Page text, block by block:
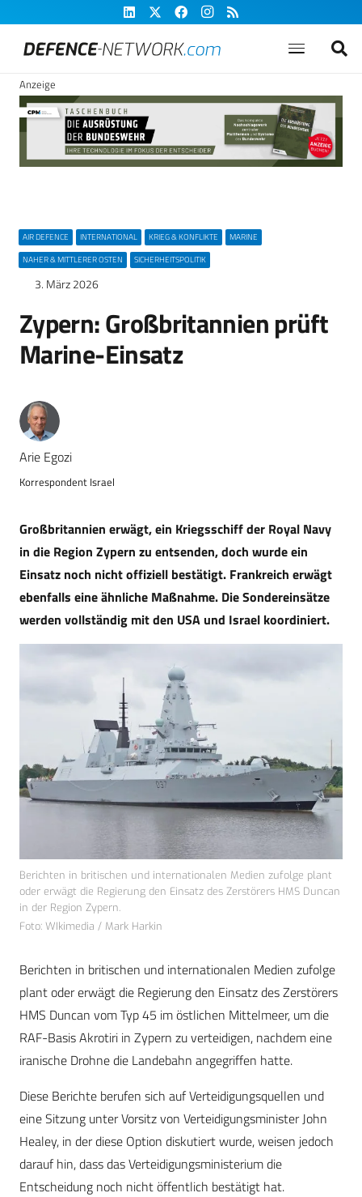
Anzeige
AIR DEFENCE INTERNATIONAL KRIEG & KONFLIKTE
MARINE
NAHER & MITTLERER OSTEN
SICHERHEITSPOLITIK
3. März 2026
Zypern: Großbritannien prüft
Marine-Einsatz
Arie Egozi
Korrespondent Israel
Großbritannien erwägt, ein Kriegsschiff der Royal Navy
in die Region Zypern zu entsenden, doch wurde ein
Einsatz noch nicht offiziell bestätigt. Frankreich erwägt
ebenfalls eine ähnliche Maßnahme. Die Sondereinsätze
werden vollständig mit den USA und Israel koordiniert.
Berichten in britischen und internationalen Medien zufolge plant
oder erwägt die Regierung den Einsatz des Zerstörers HMS Duncan
in der Region Zypern.
Foto: WIkimedia / Mark Harkin
Berichten in britischen und internationalen Medien zufolge
plant oder erwägt die Regierung den Einsatz des Zerstörers
HMS Duncan vom Typ 45 im östlichen Mittelmeer, um die
RAF-Basis Akrotiri in Zypern zu verteidigen, nachdem eine
iranische Drohne die Landebahn angegriffen hatte.
Diese Berichte berufen sich auf Verteidigungsquellen und
eine Sitzung unter Vorsitz von Verteidigungsminister John
Healey, in der diese Option diskutiert wurde, weisen jedoch
darauf hin, dass das Verteidigungsministerium die
Entscheidung noch nicht öffentlich bestätigt hat.